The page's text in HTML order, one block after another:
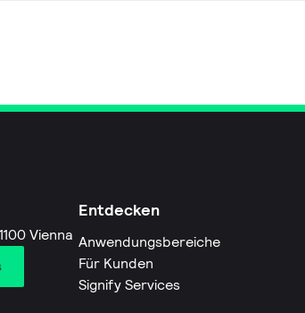
Vienna
Entdecken
Anwendungsbereiche
Für Kunden
Signify Services